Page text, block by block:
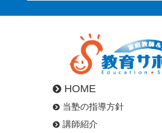
HOME
当塾の指導方針
講師紹介